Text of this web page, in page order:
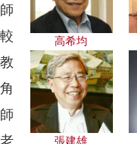
高希均
張建雄